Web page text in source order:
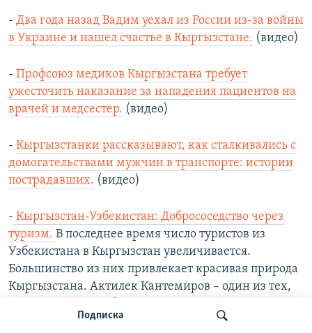
Подписка
- Два года назад Вадим уехал из России из-за войны
в Украине и нашел счастье в Кыргызстане. (видео)
- Профсоюз медиков Кыргызстана требует
ужесточить наказание за нападения пациентов на
врачей и медсестер. (видео)
- Кыргызстанки рассказывают, как сталкивались с
домогательствами мужчин в транспорте: истории
пострадавших. (видео)
- Кыргызстан-Узбекистан: Добрососедство через
туризм. В последнее время число туристов из
Узбекистана в Кыргызстан увеличивается.
Большинство из них привлекает красивая природа
Кыргызстана. Актилек Кантемиров – один из тех,